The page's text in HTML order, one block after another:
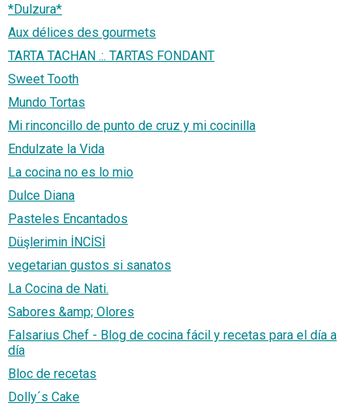
*Dulzura*
Aux délices des gourmets
TARTA TACHAN .:. TARTAS FONDANT
Sweet Tooth
Mundo Tortas
Mi rinconcillo de punto de cruz y mi cocinilla
Endulzate la Vida
La cocina no es lo mio
Dulce Diana
Pasteles Encantados
Düşlerimin İNCİSİ
vegetarian gustos si sanatos
La Cocina de Nati.
Sabores &amp; Olores
Falsarius Chef - Blog de cocina fácil y recetas para el día a
día
Bloc de recetas
Dolly´s Cake